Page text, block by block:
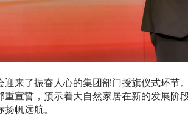
迎来了振奋人心的集团部门授旗仪式环节
重宣誓，预示着大自然家居在新的发展
帆远航。